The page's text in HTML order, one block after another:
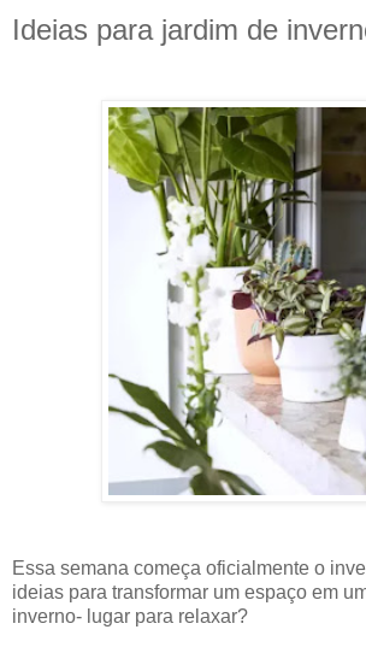
Ideias para jardim de
Essa semana começa oficialmente o
ideias para transformar um espaço em
inverno- lugar para relaxar?